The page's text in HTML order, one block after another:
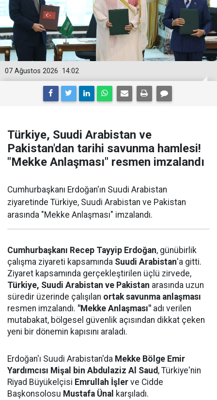
14:02
07 Ağustos 2026
Türkiye, Suudi Arabistan ve
Pakistan'dan tarihi savunma hamlesi!
"Mekke Anlaşması" resmen imzalandı
Cumhurbaşkanı Erdoğan'ın Suudi Arabistan
ziyaretinde Türkiye, Suudi Arabistan ve Pakistan
arasında "Mekke Anlaşması" imzalandı.
Cumhurbaşkanı Recep Tayyip Erdoğan, günübirlik
çalışma ziyareti kapsamında Suudi Arabistan'a gitti.
Ziyaret kapsamında gerçekleştirilen üçlü zirvede,
Türkiye, Suudi Arabistan ve Pakistan arasında uzun
süredir üzerinde çalışılan ortak savunma anlaşması
resmen imzalandı. "Mekke Anlaşması" adı verilen
mutabakat, bölgesel güvenlik açısından dikkat çeken
yeni bir dönemin kapısını araladı.
Erdoğan'ı Suudi Arabistan'da Mekke Bölge Emir
Yardımcısı Mişal bin Abdulaziz Al Saud, Türkiye'nin
Riyad Büyükelçisi Emrullah İşler ve Cidde
Başkonsolosu Mustafa Ünal karşıladı.